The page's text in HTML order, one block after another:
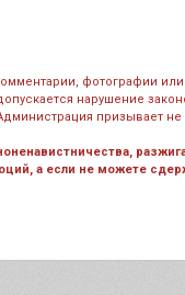
фотографии
нарушение
призывает не
а если не можете